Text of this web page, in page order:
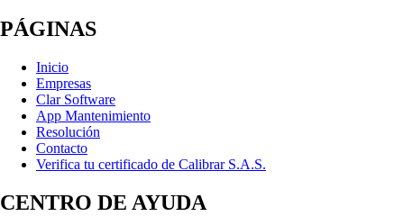
PÁGINAS
Inicio
Empresas
Clar Software
App Mantenimiento
Resolución
Contacto
Verifica tu certificado de Calibrar S.A.S.
CENTRO DE AYUDA